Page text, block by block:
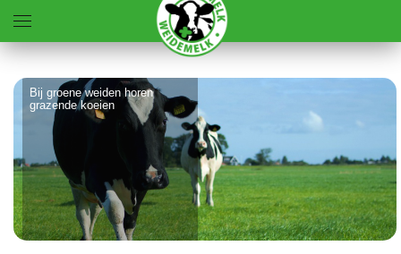
Terug naar hoofdinhoud
Bij groene weiden horen
grazende koeien